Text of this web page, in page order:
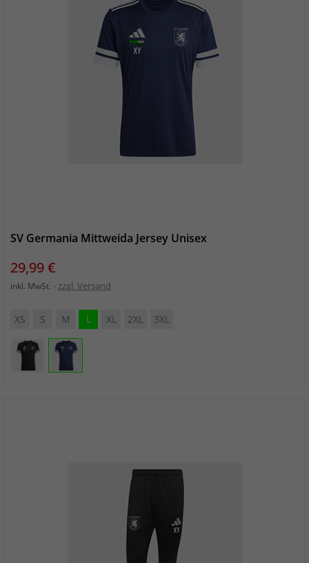
SV Germania Mittweida Jersey Unisex
Preis
29,99 €
inkl. MwSt. zzgl. Versand
XS S M L XL 2XL 3XL